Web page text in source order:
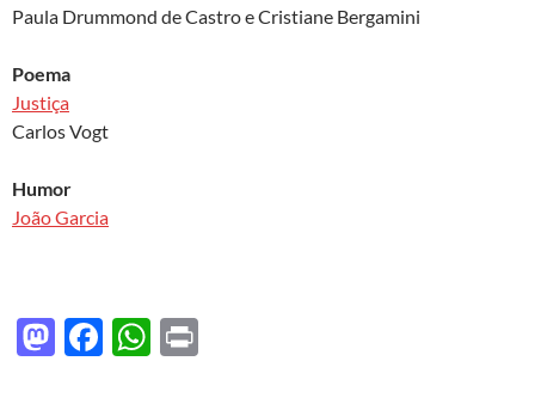
Paula Drummond de Castro e Cristiane Bergamini
Poema
Justiça
Carlos Vogt
Humor
João Garcia
M F
W